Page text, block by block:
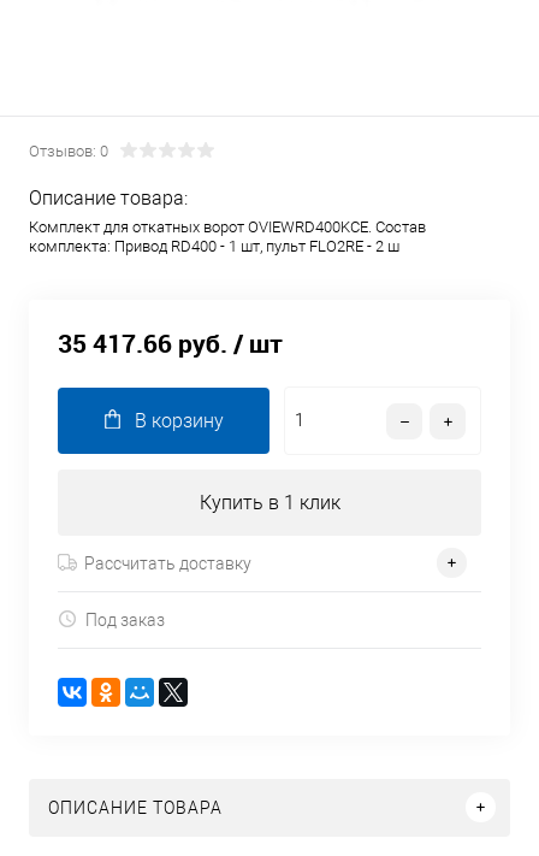
Отзывов: 0
Описание товара:
Комплект для откатных ворот OVIEWRD400KCE. Состав
комплекта: Привод RD400 - 1 шт, пульт FLO2RE - 2 ш
35 417.66 руб. / шт
В корзину
Купить в 1 клик
Рассчитать доставку
Под заказ
ОПИСАНИЕ ТОВАРА